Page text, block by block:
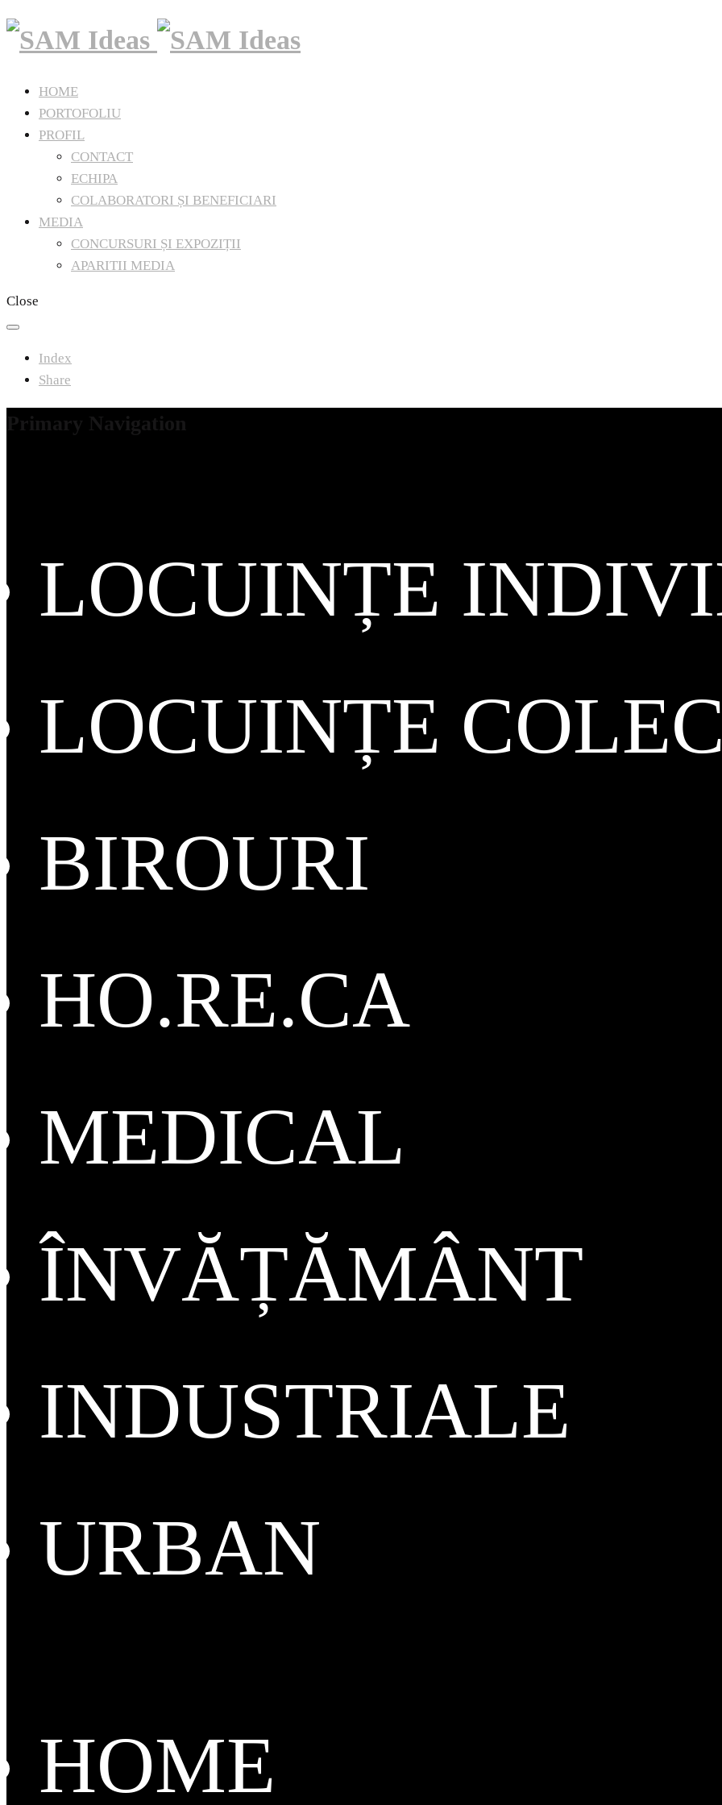
HOME
PORTOFOLIU
PROFIL
CONTACT
ECHIPA
COLABORATORI ȘI BENEFICIARI
MEDIA
CONCURSURI ȘI EXPOZIȚII
APARITII MEDIA
Close
Index
Share
LOCUINȚE
LOCUINȚE
BIROURI
HO.RE.CA
MEDICAL
ÎNVĂȚĂMÂNT
INDUSTRIALE
URBAN
HOME